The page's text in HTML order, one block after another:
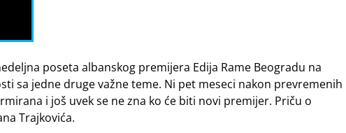
poseta albanskog premijera Edija Rame Beogradu na
sa jedne druge važne teme. Ni pet meseci nakon prevremenih
i još uvek se ne zna ko će biti novi premijer. Priču o
Trajkovića.